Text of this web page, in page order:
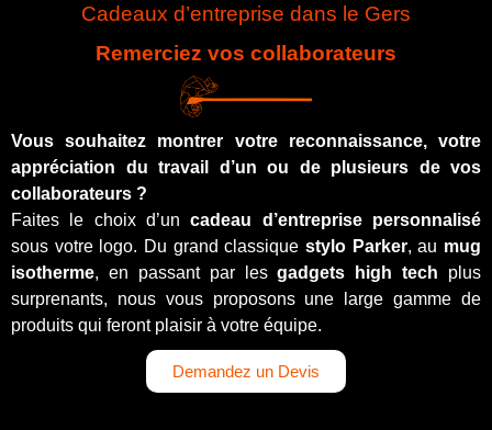
Cadeaux d’entreprise dans le Gers
Remerciez vos collaborateurs
Vous souhaitez montrer votre reconnaissance, votre
appréciation du travail d’un ou de plusieurs de vos
collaborateurs ?
Faites le choix d’uncadeau d’entreprise personnalisé
sous votre logo. Du grand classique stylo Parker, au mug
isotherme, en passant par lesgadgets high tech plus
surprenants, nous vous proposons une large gamme de
produits qui feront plaisir à votre équipe.
Demandez un Devis